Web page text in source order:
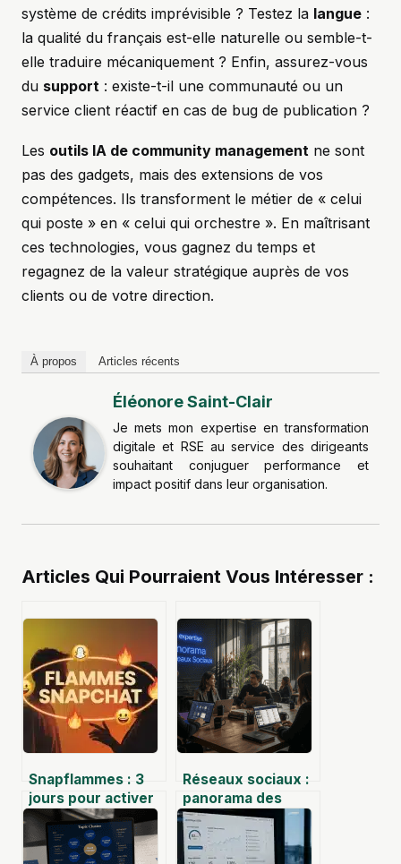
système de crédits imprévisible ? Testez la langue :
la qualité du français est-elle naturelle ou semble-t-
elle traduire mécaniquement ? Enfin, assurez-vous
du support : existe-t-il une communauté ou un
service client réactif en cas de bug de publication ?
Les outils IA de community management ne sont
pas des gadgets, mais des extensions de vos
compétences. Ils transforment le métier de « celui
qui poste » en « celui qui orchestre ». En maîtrisant
ces technologies, vous gagnez du temps et
regagnez de la valeur stratégique auprès de vos
clients ou de votre direction.
À propos Articles récents
Éléonore Saint-Clair
Je mets mon expertise en transformation
digitale et RSE au service des dirigeants
souhaitant conjuguer performance et
impact positif dans leur organisation.
Articles Qui Pourraient Vous Intéresser :
Snapflammes : 3
jours pour activer
votre série et les
règles pour ne
jamais la perdre
Réseaux sociaux :
panorama des
plateformes et
critères pour
choisir la bonne